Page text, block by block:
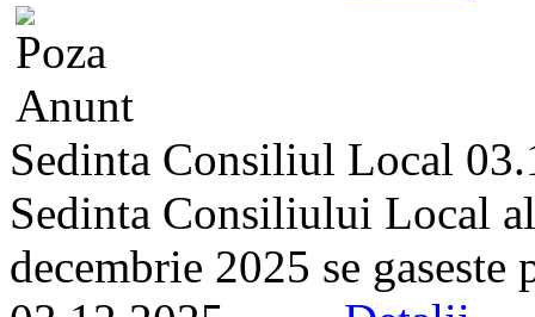
Sedinta Consiliul Local
Sedinta Consiliului Local
decembrie 2025 se